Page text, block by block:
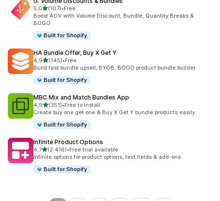
5,05 yıldız üzerinden
(107)
toplam 107 değerlendirme
•Free
Boost AOV with Volume Discount, Bundle, Quantity Breaks &
BOGO
Built for Shopify
HA Bundle Offer, Buy X Get Y
4,95 yıldız üzerinden
(145)
toplam 145 değerlendirme
•Free
Build fast bundle upsell, BYOB, BOGO product bundle builder
Built for Shopify
MBC Mix and Match Bundles App
4,95 yıldız üzerinden
(351)
toplam 351 değerlendirme
•Free to install
Create buy one get one & Buy X Get Y bundle products easily
Built for Shopify
Infinite Product Options
4,75 yıldız üzerinden
(2.416)
toplam 2416 değerlendirme
•Free trial available
Infinite options for product options, text fields & add-ons
Built for Shopify